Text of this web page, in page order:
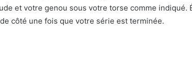
et votre genou sous votre torse comme indiqué.
côté une fois que votre série est terminée.